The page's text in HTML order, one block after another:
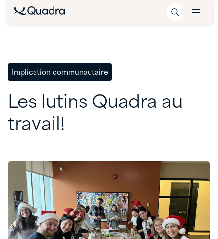
Implication communautaire
Les lutins Quadra au
travail!